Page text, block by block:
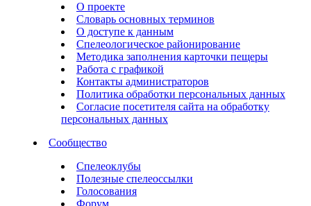
О проекте
Словарь основных терминов
О доступе к данным
Спелеологическое районирование
Методика заполнения карточки пещеры
Работа с графикой
Контакты администраторов
Политика обработки персональных данных
Согласие посетителя сайта на обработку
персональных данных
Сообщество
Спелеоклубы
Полезные спелеоссылки
Голосования
Форум